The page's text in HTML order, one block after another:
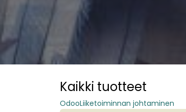
Kaikki tuotteet
OdooLiiketoiminnan johtaminen